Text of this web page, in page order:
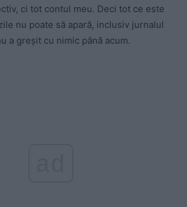
ci tot contul meu. Deci tot ce este
nu poate să apară, inclusiv jurnalul
a greșit cu nimic până acum.